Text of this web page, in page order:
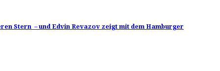
Stern – und Edvin Revazov zeigt mit dem Hamburger